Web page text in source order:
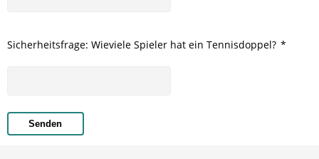
Sicherheitsfrage: Wieviele Spieler hat ein Tennisdoppel? *
Senden